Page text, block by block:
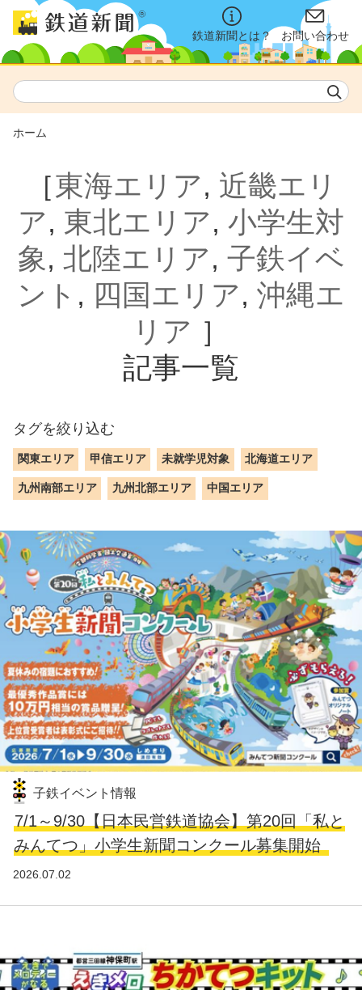
鉄道新聞とは？ お問い合わせ
ホーム
［東海エリア, 近畿エリ
ア, 東北エリア, 小学生対
象, 北陸エリア, 子鉄イベ
ント , 四国エリア, 沖縄エ
リア ］
記事一覧
タグを絞り込む
関東エリア 甲信エリア 未就学児対象 北海道エリア
九州南部エリア 九州北部エリア 中国エリア
子鉄イベント情報
7/1～9/30【日本民営鉄道協会】第20回「私と
みんてつ」小学生新聞コンクール募集開始
2026.07.02